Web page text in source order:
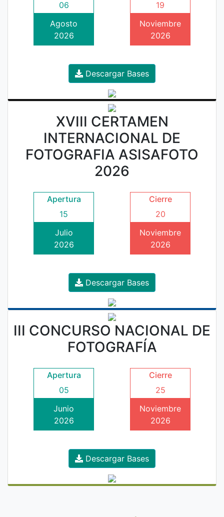
06
Agosto
2026
19
Noviembre
2026
Descargar Bases
XVIII CERTAMEN
INTERNACIONAL DE
FOTOGRAFIA ASISAFOTO
2026
Apertura
15
Julio
2026
Cierre
20
Noviembre
2026
Descargar Bases
III CONCURSO NACIONAL DE
FOTOGRAFÍA
Apertura
05
Junio
2026
Cierre
25
Noviembre
2026
Descargar Bases